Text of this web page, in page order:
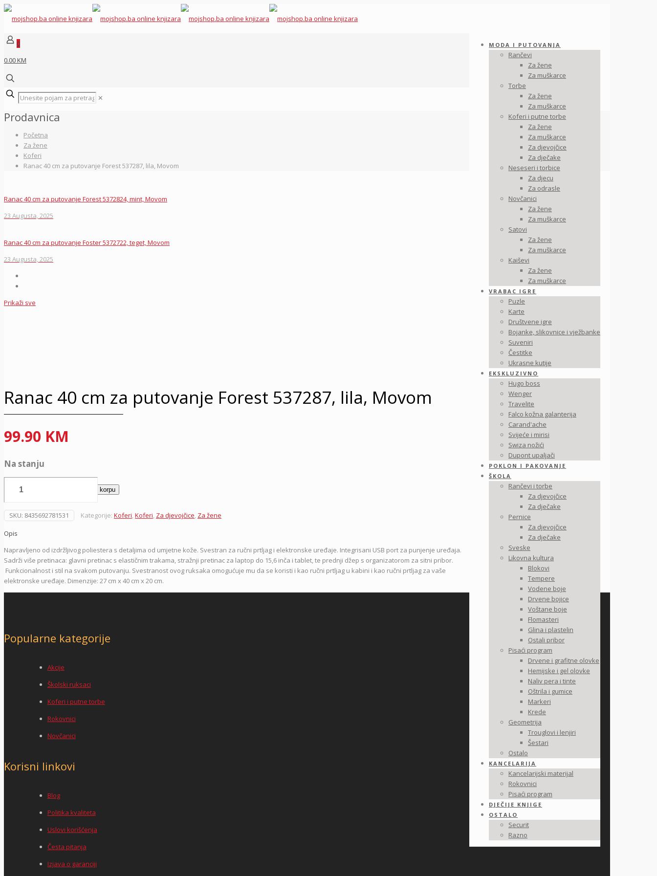
MODA I PUTOVANJA
Rančevi
Za žene
Za muškarce
Torbe
Za žene
Za muškarce
Koferi i putne torbe
Za žene
Za muškarce
Za djevojčice
Za dječake
Neseseri i torbice
Za djecu
Za odrasle
Novčanici
Za žene
Za muškarce
Satovi
Za žene
Za muškarce
Kaiševi
Za žene
Za muškarce
VRABAC IGRE
Puzle
Karte
Društvene igre
Bojanke, slikovnice i vježbanke
Suveniri
Čestitke
Ukrasne kutije
EKSKLUZIVNO
Hugo boss
Wenger
Travelite
Falco kožna galanterija
Carand'ache
Svijeće i mirisi
Swiza nožići
Dupont upaljači
POKLON I PAKOVANJE
ŠKOLA
Rančevi i torbe
Za djevojčice
Za dječake
Pernice
Za djevojčice
Za dječake
Sveske
Likovna kultura
Blokovi
Tempere
Vodene boje
Drvene bojice
Voštane boje
Flomasteri
Glina i plastelin
Ostali pribor
Pisaći program
Drvene i grafitne olovke
Hemijske i gel olovke
Naliv pera i tinte
Oštrila i gumice
Markeri
Krede
Geometrija
Trouglovi i lenjiri
Šestari
Ostalo
KANCELARIJA
Kancelarijski materijal
Rokovnici
Pisaći program
DJEČIJE KNJIGE
OSTALO
Securit
Razno
0
0.00 KM
✕
Prodavnica
Početna
Za žene
Koferi
Ranac 40 cm za putovanje Forest 537287, lila, Movom
Ranac 40 cm za putovanje Forest 5372824, mint, Movom
23 Augusta, 2025
Ranac 40 cm za putovanje Foster 5372722, teget, Movom
23 Augusta, 2025
Prikaži sve
Ranac 40 cm za putovanje Forest 537287, lila, Movom
99.90 KM
Na stanju
cm
za
putovanje
Forest
lila,
Movom
količina
Dodaj u korpu
SKU: 8435692781531 Kategorije: Koferi,Koferi, Za djevojčice, Za žene
Opis
Napravljeno od izdržljivog poliestera s detaljima od umjetne kože. Svestran za ručni prtljag i elektronske uređaje. Integrisani USB port za punjenje uređaja.
Sadrži više pretinaca: glavni pretinac s elastičnim trakama, stražnji pretinac za laptop do 15,6 inča i tablet, te prednji džep s organizatorom za sitni pribor.
Funkcionalnost i stil na svakom putovanju. Svestranost ovog ruksaka omogućuje mu da se koristi i kao ručni prtljag u kabini i kao ručni prtljag za vaše
elektronske uređaje. Dimenzije: 27 cm x 40 cm x 20 cm.
Popularne kategorije
Akcije
Školski ruksaci
Koferi i putne torbe
Rokovnici
Novčanici
Korisni linkovi
Blog
Politika kvaliteta
Uslovi korišćenja
Česta pitanja
Izjava o garanciji